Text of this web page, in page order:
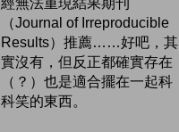
經無法重現結果期刊
（Journal of Irreproducible
Results）推薦……好吧，其
實沒有，但反正都確實存在
（？）也是適合擺在一起科
科笑的東西。